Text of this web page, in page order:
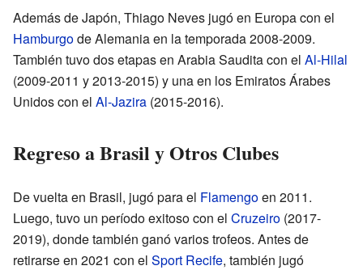
Además de Japón, Thiago Neves jugó en Europa con el
Hamburgode Alemania en la temporada 2008-2009.
También tuvo dos etapas en Arabia Saudita con el Al-Hilal
(2009-2011 y 2013-2015) y una en los Emiratos Árabes
Unidos con el Al-Jazira (2015-2016).
Regreso a Brasil y Otros Clubes
De vuelta en Brasil, jugó para el Flamengoen 2011.
Luego, tuvo un período exitoso con el Cruzeiro (2017-
2019), donde también ganó varios trofeos. Antes de
retirarse en 2021 con el Sport Recife, también jugó